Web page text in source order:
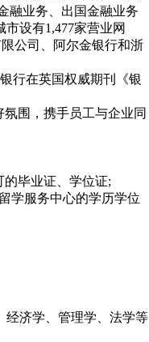
融业务、出国金融业务
设有1,477家营业网
公司、阿尔金银行和浙
行在英国权威期刊《银
围，携手员工与企业同
毕业证、学位证;
学服务中心的学历学位
济学、管理学、法学等